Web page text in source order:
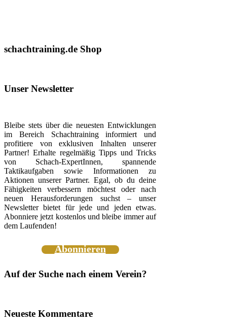
schachtraining.de Shop
Unser Newsletter
Bleibe stets über die neuesten Entwicklungen
im Bereich Schachtraining informiert und
profitiere von exklusiven Inhalten unserer
Partner! Erhalte regelmäßig Tipps und Tricks
von Schach-ExpertInnen, spannende
Taktikaufgaben sowie Informationen zu
Aktionen unserer Partner. Egal, ob du deine
Fähigkeiten verbessern möchtest oder nach
neuen Herausforderungen suchst – unser
Newsletter bietet für jede und jeden etwas.
Abonniere jetzt kostenlos und bleibe immer auf
dem Laufenden!
Abonnieren
Auf der Suche nach einem Verein?
Neueste Kommentare